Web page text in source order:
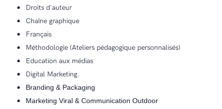
Droits d'auteur
Chaîne graphique
Français
Méthodologie (Ateliers pédagogique personnalisés)
Education aux médias
Digital Marketing.
Branding & Packaging
Marketing Viral & Communication Outdoor